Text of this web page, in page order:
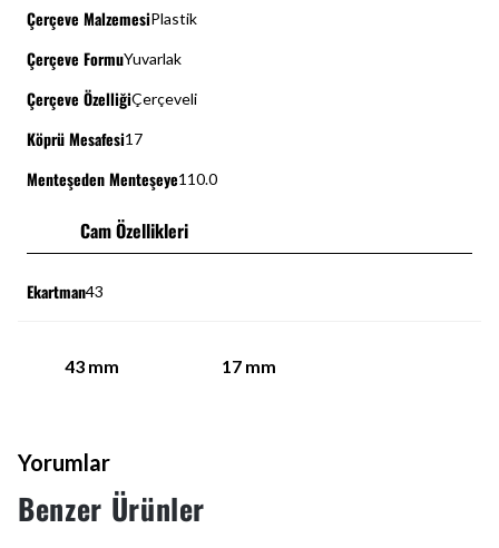
Çerçeve MalzemesiPlastik
Çerçeve FormuYuvarlak
Çerçeve ÖzelliğiÇerçeveli
Köprü Mesafesi17
Menteşeden Menteşeye110.0
Cam Özellikleri
Ekartman43
43 mm 17 mm
Yorumlar
Benzer Ürünler